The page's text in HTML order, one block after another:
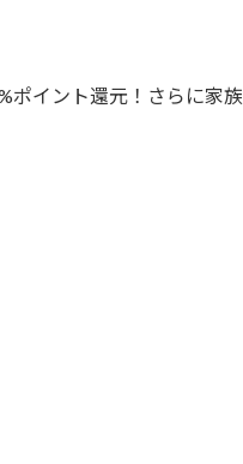
ポイント還元！さらに家族